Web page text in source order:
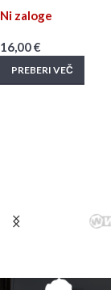
Ni zaloge
16,00€
PREBERI VEČ